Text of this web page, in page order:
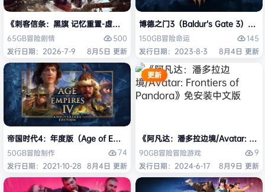
《刺客信条：黑旗 记忆重置-虚拟机版/Assassin’s Creed Black Flag
65GB冒险剧情
500
发行日期：2026-7-9
8月5日 更新
博德之门3（Baldur’s Gate 3）免安
150GB冒险命运
145
发行日期：2023-8-3
8月4日 更新
帝国时代4：年度版（Age of Empires IV: Anniversary Edition）免安装
50GB冒险制作
74
发行日期：2021-10-28 8月4日 更新
更新
《阿凡达：潘多拉边境/Avatar:
90GB冒险冒险游戏
9
发行日期：2024-6-17
8月9日 更新